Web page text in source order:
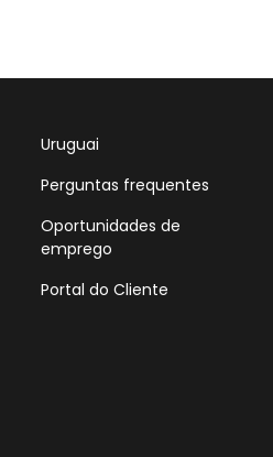
Uruguai
Perguntas frequentes
Oportunidades de
emprego
Portal do Cliente